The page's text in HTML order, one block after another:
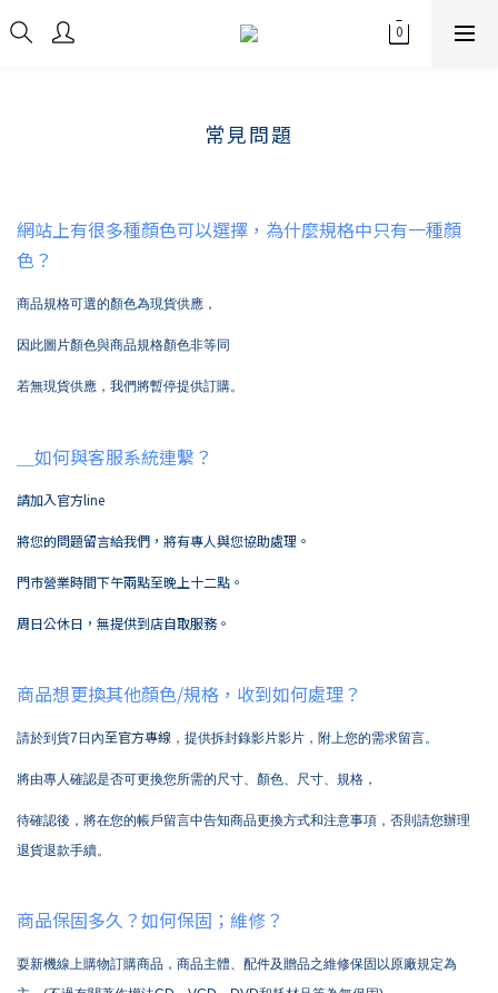
常見問題
網站上有很多種顏色可以選擇，為什麼規格中只有一種顏
色？
商品規格可選的顏色為現貨供應，
因此圖片顏色與商品規格顏色非等同
若無現貨供應，我們將暫停提供訂購。
＿如何與客服系統連繫？
請加入官方line
將您的問題留言給我們，將有專人與您協助處理。
門市營業時間下午兩點至晚上十二點。
周日公休日，無提供到店自取服務。
商品想更換其他顏色/規格，收到如何處理？
請於到貨7日內至官方專線 ，提供拆封錄影片影片，附上您的需求留言。
將由專人確認是否可更換您所需的尺寸、顏色、尺寸、規格，
待確認後，將在您的帳戶留言中告知商品更換方式和注意事項，否則請您辦理
退貨退款手續。
商品保固多久？如何保固；維修？
耍新機線上購物訂購商品，商品主體、配件及贈品之維修保固以原廠規定為